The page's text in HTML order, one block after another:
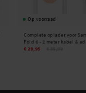
Op voorraad
Complete oplader voor
Fold 6 - 2 meter kabel &
€ 29,95